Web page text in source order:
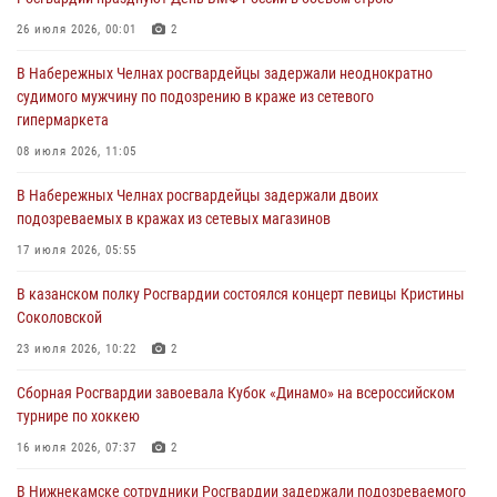
В казанском полку Росгвардии состоялся концерт певицы Кристины
23 июля 2026, 10:22 2
В Нижнекамске сотрудники Росгвардии задержали подозреваемого
в краже
В Казани Росгвардия приняла участие в обеспечении безопасности
крестного хода и освящения храма
26 июля 2026, 00:01 2
В Набережных Челнах росгвардейцы задержали неоднократно
судимого мужчину по подозрению в краже из сетевого
гипермаркета
08 июля 2026, 11:05
В Набережных Челнах росгвардейцы задержали двоих
подозреваемых в кражах из сетевых магазинов
17 июля 2026, 05:55
В казанском полку Росгвардии состоялся концерт певицы Кристины
Соколовской
23 июля 2026, 10:22 2
Сборная Росгвардии завоевала Кубок «Динамо» на всероссийском
турнире по хоккею
16 июля 2026, 07:37 2
В Нижнекамске сотрудники Росгвардии задержали подозреваемого